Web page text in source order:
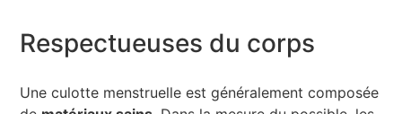
Respectueuses du corps
Une culotte menstruelle est généralement composée